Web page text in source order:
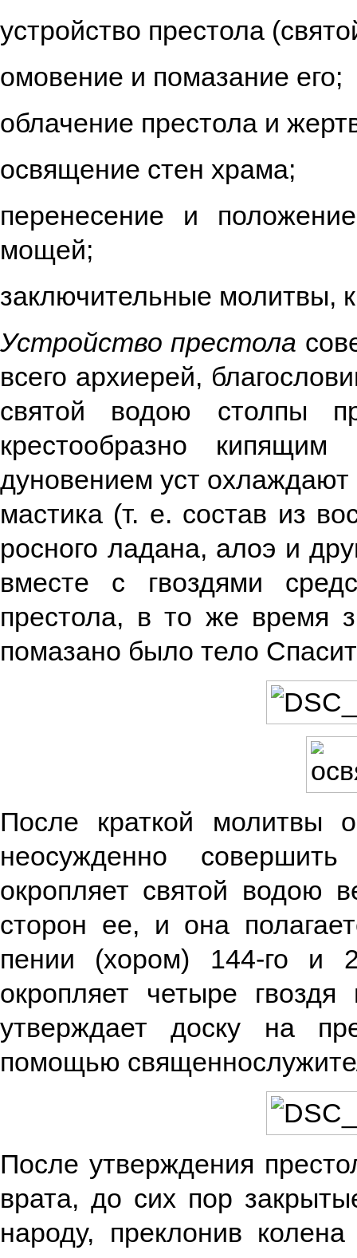
устройство престола
омовение и помазание его;
облачение престола и
освящение стен храма;
перенесение и
мощей;
заключительные молитвы,
Устройство престола
всего архиерей,
святой водою столпы
крестообразно
дуновением уст охлаждают
мастика (т. е. состав из
росного ладана, алоэ и
вместе с гвоздями
престола, в то же время
помазано было тело
После краткой молитвы
неосужденно
окропляет святой водою
сторон ее, и она
пении (хором) 144-го и
окропляет четыре
утверждает доску на
помощью
После утверждения
врата, до сих пор
народу, преклонив